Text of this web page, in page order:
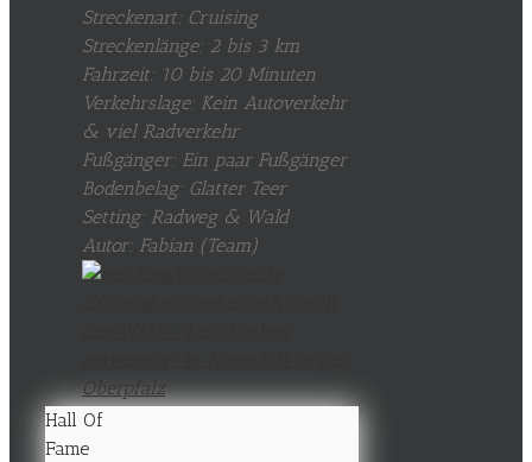
Streckenart: Cruising
Streckenlänge: 2 bis 3 km
Fahrzeit: 10 bis 20 Minuten
Verkehrslage: Kein Autoverkehr
& viel Radverkehr
Fußgänger: Ein paar Fußgänger
Bodenbelag: Glatter Teer
Setting: Radweg & Wald
Autor: Fabian (Team)
Hall Of
Fame